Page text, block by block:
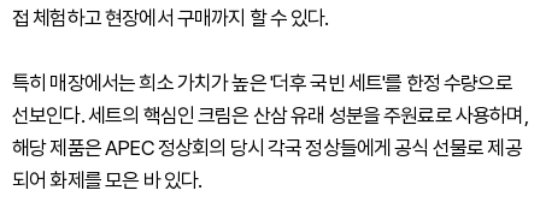
접 체험하고 현장에서 구매까지 할 수 있다.
특히 매장에서는 희소 가치가 높은 '더후 국빈 세트'를 한정 수량으로
선보인다. 세트의 핵심인 크림은 산삼 유래 성분을 주원료로 사용하며,
해당 제품은 APEC 정상회의 당시 각국 정상들에게 공식 선물로 제공
되어 화제를 모은 바 있다.